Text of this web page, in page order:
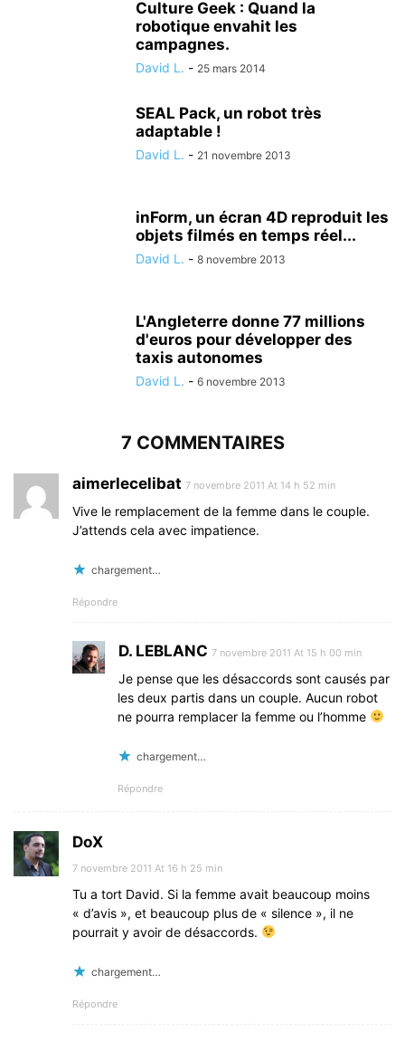
Culture Geek : Quand la
robotique envahit les
campagnes.
David L. - 25 mars 2014
SEAL Pack, un robot très
adaptable !
David L. - 21 novembre 2013
inForm, un écran 4D reproduit les
objets filmés en temps réel...
David L. - 8 novembre 2013
L'Angleterre donne 77 millions
d'euros pour développer des
taxis autonomes
David L. - 6 novembre 2013
7 COMMENTAIRES
aimerlecelibat 7 novembre 2011 At 14 h 52 min
Vive le remplacement de la femme dans le couple.
J’attends cela avec impatience.
chargement…
Répondre
D. LEBLANC 7 novembre 2011 At 15 h 00 min
Je pense que les désaccords sont causés par
les deux partis dans un couple. Aucun robot
ne pourra remplacer la femme ou l’homme
chargement…
Répondre
DoX
7 novembre 2011 At 16 h 25 min
Tu a tort David. Si la femme avait beaucoup moins
« d’avis », et beaucoup plus de « silence », il ne
pourrait y avoir de désaccords.
chargement…
Répondre